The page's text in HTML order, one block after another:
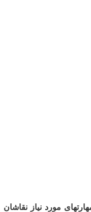
مورد نیاز نقاشان